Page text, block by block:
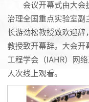
会议开幕式由大会
治理全国重点实验室副
长游劲松教授致欢迎
教授致开幕辞。大会开
工程学会（IAHR）网
人次线上观看。